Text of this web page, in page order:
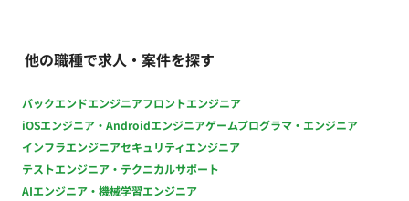
他の職種で求人・案件を探す
バックエンドエンジニアフロントエンジニア
iOSエンジニア・Androidエンジニアゲームプログラマ・エンジニア
インフラエンジニアセキュリティエンジニア
テストエンジニア・テクニカルサポート
AIエンジニア・機械学習エンジニア